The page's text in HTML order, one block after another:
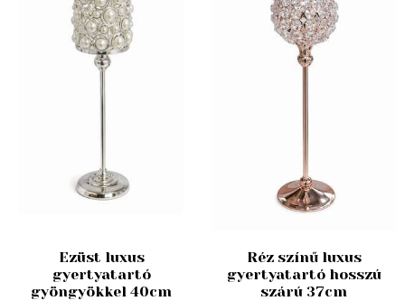
Ezüst luxus
gyertyatartó
gyöngyökkel 40cm
Réz színű luxus
gyertyatartó hosszú
szárú 37cm